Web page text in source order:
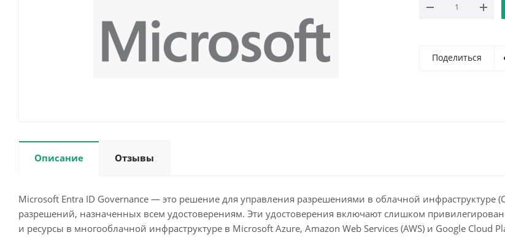
Поделиться
Описание Отзывы
Microsoft Entra ID Governance — это решение для управления разрешениями в облачной инфраструктуре
разрешений, назначенных всем удостоверениям. Эти удостоверения включают слишком
и ресурсы в многооблачной инфраструктуре в Microsoft Azure, Amazon Web Services (AWS) и Google Cloud